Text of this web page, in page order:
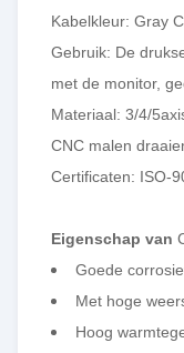
Kabelkleur: Gray
Gebruik: De
met de monitor,
Materiaal: 3/4/
CNC malen
Certificaten: ISO-
Eigenschap van
Goede
Met hoge
Hoog